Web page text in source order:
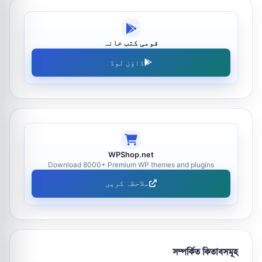
قومی کتب خانہ
ڈاؤن لوڈ
WPShop.net
Download 8000+ Premium WP themes and plugins
ملاحظہ کریں
সম্পর্কিত কিতাবসমূহ